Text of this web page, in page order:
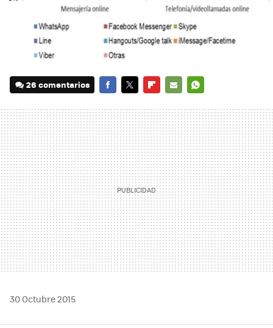
26 comentarios
MAIL
30 Octubre 2015